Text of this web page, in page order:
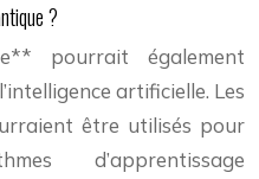
?
pourrait également
artificielle. Les
être utilisés pour
d’apprentissage